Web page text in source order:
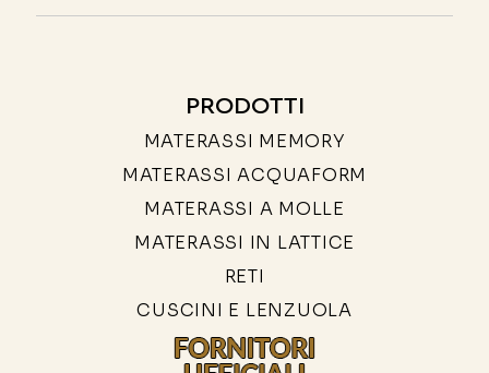
PRODOTTI
MATERASSI MEMORY
MATERASSI ACQUAFORM
MATERASSI A MOLLE
MATERASSI IN LATTICE
RETI
CUSCINI E LENZUOLA